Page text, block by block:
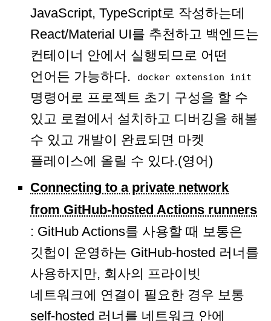
JavaScript, TypeScript로 작성하는데
React/Material UI를 추천하고 백엔드는
컨테이너 안에서 실행되므로 어떤
언어든 가능하다.
docker extension init
명령어로 프로젝트 초기 구성을 할 수
있고 로컬에서 설치하고 디버깅을 해볼
수 있고 개발이 완료되면 마켓
플레이스에 올릴 수 있다.(영어)
Connecting to a private network
from GitHub-hosted Actions runners
: GitHub Actions를 사용할 때 보통은
깃헙이 운영하는 GitHub-hosted 러너를
사용하지만, 회사의 프라이빗
네트워크에 연결이 필요한 경우 보통
self-hosted 러너를 네트워크 안에